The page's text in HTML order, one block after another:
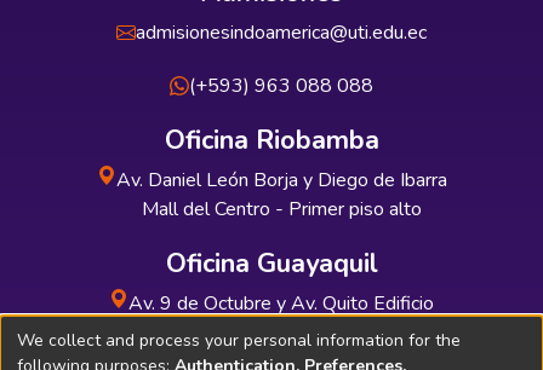
admisionesindoamerica@uti.edu.ec
(+593) 963 088 088
Oficina Riobamba
Av. Daniel León Borja y Diego de Ibarra
Mall del Centro - Primer piso alto
Oficina Guayaquil
Av. 9 de Octubre y Av. Quito Edificio
INDUAUTO - Planta baja
We collect and process your personal information for the